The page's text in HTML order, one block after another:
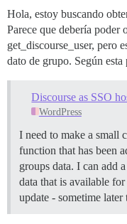
Hola, estoy buscando
Parece que debería poder
get_discourse_user, pero
dato de grupo. Según
WordPress
I need to make a small
function that has been
groups data. I can add
data that is available
update - sometime later